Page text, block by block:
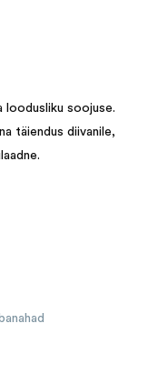
loodusliku soojuse.
täiendus diivanile,